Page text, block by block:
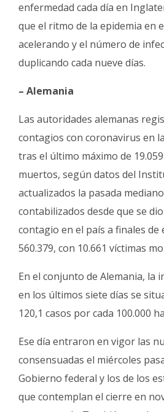
enfermedad cada día en
que el ritmo de la epidemia en
acelerando y el número de
duplicando cada nueve días.
– Alemania
Las autoridades alemanas
contagios con coronavirus en
tras el último máximo de
muertos, según datos del
actualizados la pasada
contabilizados desde que se
contagio en el país a finales de
560.379, con 10.661 víctimas
En el conjunto de Alemania, la
en los últimos siete días se
120,1 casos por cada 100.000
Ese día entraron en vigor las
consensuadas el miércoles
Gobierno federal y los de los
que contemplan el cierre en